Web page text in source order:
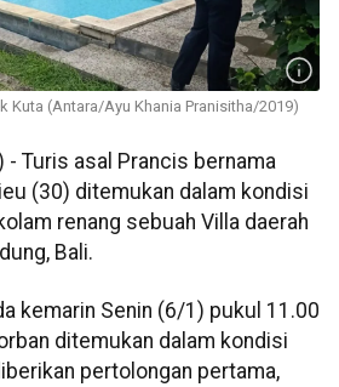
Kuta (Antara/Ayu Khania Pranisitha/2019)
- Turis asal Prancis bernama
(30) ditemukan dalam kondisi
renang sebuah Villa daerah
Bali.
kemarin Senin (6/1) pukul 11.00
ditemukan dalam kondisi
pertolongan pertama,